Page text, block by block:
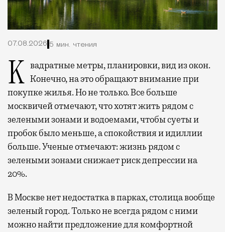
07.08.2026 5 мин. чтения
Квадратные метры, планировки, вид из окон. Конечно, на это обращают внимание при
покупке жилья. Но не только. Все больше
москвичей отмечают, что хотят жить рядом с
зелеными зонами и водоемами, чтобы суеты и
пробок было меньше, а спокойствия и идиллии
больше. Ученые отмечают: жизнь рядом с
зелеными зонами снижает риск депрессии на
20%.
В Москве нет недостатка в парках, столица вообще
зеленый город. Только не всегда рядом с ними
можно найти предложение для комфортной